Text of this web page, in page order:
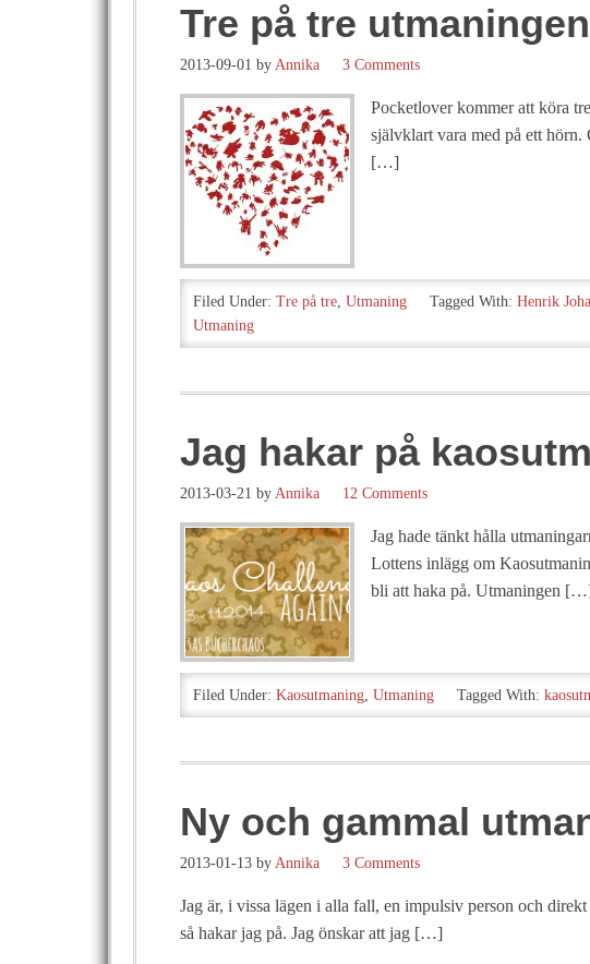
Tre på tre utmaningen
2013-09-01 by Annika 3 Comments
Pocketlover kommer att köra
självklart vara med på ett hörn.
[…]
Filed Under: Tre på tre, Utmaning Tagged With: Henrik
Utmaning
Jag hakar på
2013-03-21 by Annika 12 Comments
Jag hade tänkt hålla
Lottens inlägg om
bli att haka på. Utmaningen
Filed Under: Kaosutmaning, Utmaning Tagged With:
Ny och gammal
2013-01-13 by Annika 3 Comments
Jag är, i vissa lägen i alla fall, en impulsiv person och
så hakar jag på. Jag önskar att jag […]